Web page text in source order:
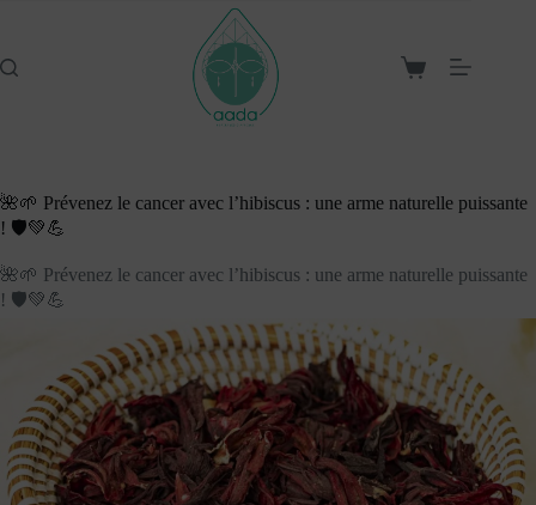
Panier
🌺🌱 Prévenez le cancer avec l’hibiscus : une arme naturelle puissante
! 🛡️💚💪
🌺🌱 Prévenez le cancer avec l’hibiscus : une arme naturelle puissante
! 🛡️💚💪